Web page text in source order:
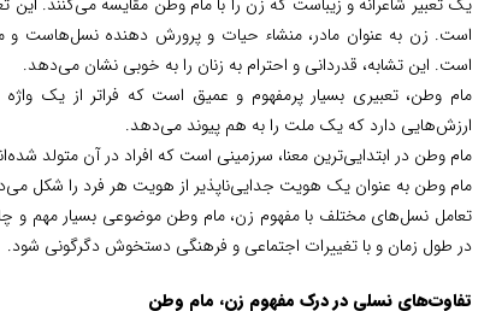
یک تعبیر شاعرانه و زیباست که زن را با مام وطن مقایسه می‌کنند. این
است. زن به عنوان مادر، منشاء حیات و پرورش دهنده نسل‌هاست و
است. این تشابه، قدردانی و احترام به زنان را به خوبی نشان می‌دهد.
مام وطن، تعبیری بسیار پرمفهوم و عمیق است که فراتر از یک
ارزش‌هایی دارد که یک ملت را به هم پیوند می‌دهد.
مام وطن در ابتدایی‌ترین معنا، سرزمینی است که افراد در آن متولد
مام وطن به عنوان یک هویت جدایی‌ناپذیر از هویت هر فرد را شکل
تعامل نسل‌های مختلف با مفهوم زن، مام وطن موضوعی بسیار مهم و
در طول زمان و با تغییرات اجتماعی و فرهنگی دستخوش دگرگونی شود.
تفاوت‌های نسلی در درک مفهوم زن، مام وطن